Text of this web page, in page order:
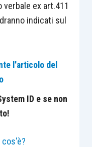
verbale ex art.411
indicati sul
l'articolo del
ID e se non
cos'è?